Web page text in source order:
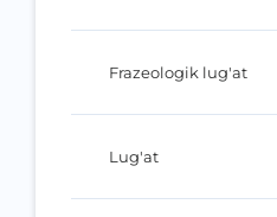
Frazeologik lug'at
Lug'at